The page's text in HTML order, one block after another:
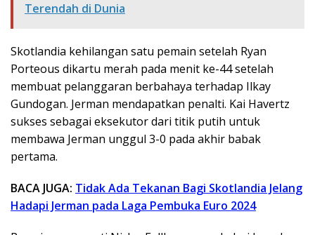
Terendah di Dunia
Skotlandia kehilangan satu pemain setelah Ryan
Porteous dikartu merah pada menit ke-44 setelah
membuat pelanggaran berbahaya terhadap Ilkay
Gundogan. Jerman mendapatkan penalti. Kai Havertz
sukses sebagai eksekutor dari titik putih untuk
membawa Jerman unggul 3-0 pada akhir babak
pertama.
BACA JUGA: Tidak Ada Tekanan Bagi Skotlandia Jelang
Hadapi Jerman pada Laga Pembuka Euro 2024